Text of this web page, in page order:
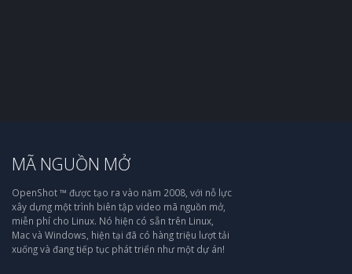
MÃ NGUỒN MỞ
OpenShot ™ được tạo ra vào năm 2008, với nỗ lực
xây dựng một trình biên tập video mã nguồn mở,
miễn phí cho Linux. Nó hiện có sẵn trên Linux,
Mac và Windows, hiện tại đã có hàng triệu lượt tải
xuống và đang tiếp tục phát triển như một dự án!